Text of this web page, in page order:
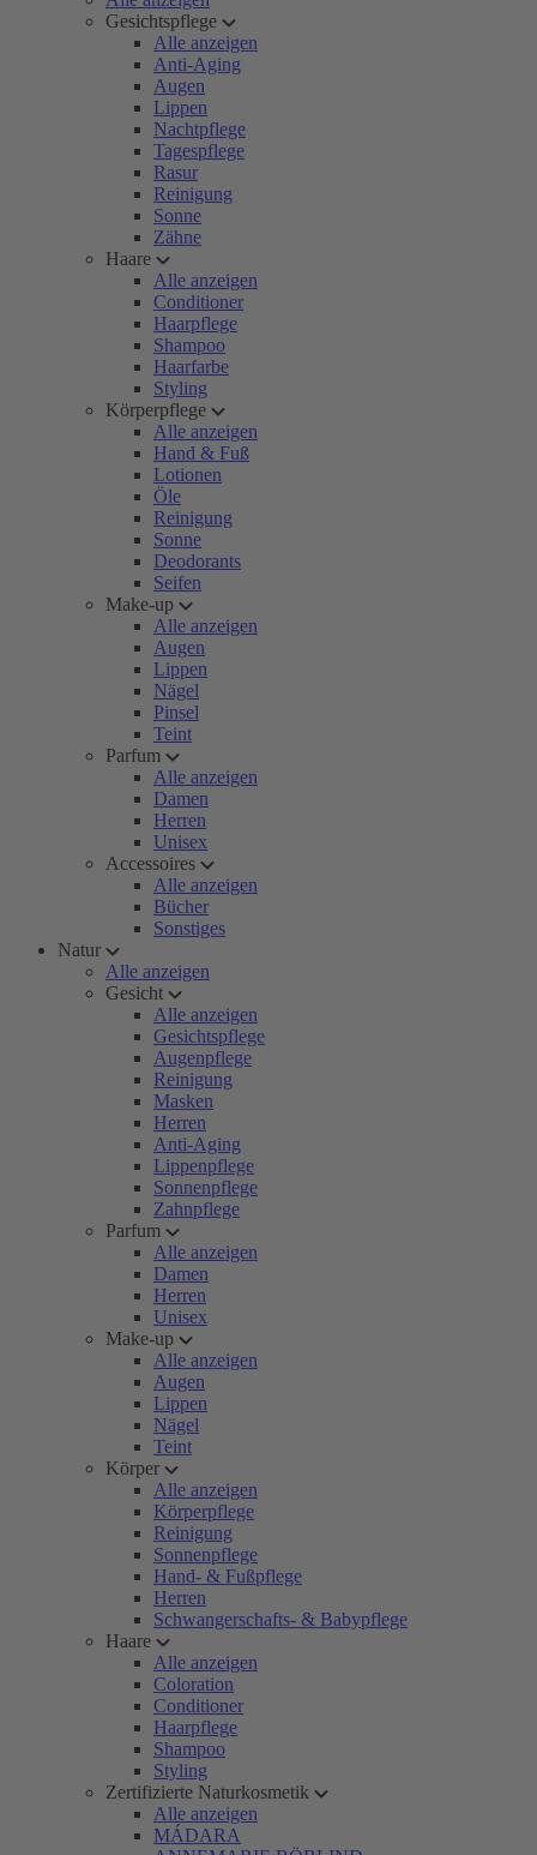
Gesichtspflege
Alle anzeigen
Anti-Aging
Augen
Lippen
Nachtpflege
Tagespflege
Rasur
Reinigung
Sonne
Zähne
Haare
Alle anzeigen
Conditioner
Haarpflege
Shampoo
Haarfarbe
Styling
Körperpflege
Alle anzeigen
Hand & Fuß
Lotionen
Öle
Reinigung
Sonne
Deodorants
Seifen
Make-up
Alle anzeigen
Augen
Lippen
Nägel
Pinsel
Teint
Parfum
Alle anzeigen
Damen
Herren
Unisex
Accessoires
Alle anzeigen
Bücher
Sonstiges
Natur
Alle anzeigen
Gesicht
Alle anzeigen
Gesichtspflege
Augenpflege
Reinigung
Masken
Herren
Anti-Aging
Lippenpflege
Sonnenpflege
Zahnpflege
Parfum
Alle anzeigen
Damen
Herren
Unisex
Make-up
Alle anzeigen
Augen
Lippen
Nägel
Teint
Körper
Alle anzeigen
Körperpflege
Reinigung
Sonnenpflege
Hand- & Fußpflege
Herren
Schwangerschafts- & Babypflege
Haare
Alle anzeigen
Coloration
Conditioner
Haarpflege
Shampoo
Styling
Zertifizierte Naturkosmetik
Alle anzeigen
MÁDARA